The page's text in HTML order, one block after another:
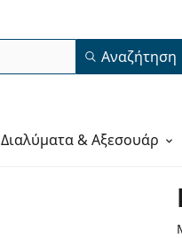
Αναζήτηση
Διαλύματα & Αξεσουάρ